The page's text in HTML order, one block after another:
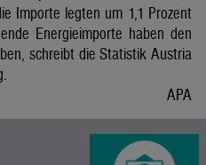
Importe legten um 1,1 Prozent
Energieimporte haben den
schreibt die Statistik Austria
APA